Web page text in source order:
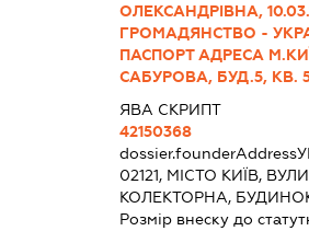
ОЛЕКСАНДРІВНА,
ГРОМАДЯНСТВО -
ПАСПОРТ АДРЕСА
САБУРОВА, БУД.5, КВ.
ЯВА СКРИПТ
42150368
dossier.founderAddress
02121, МІСТО КИЇВ,
КОЛЕКТОРНА,
Розмір внеску до